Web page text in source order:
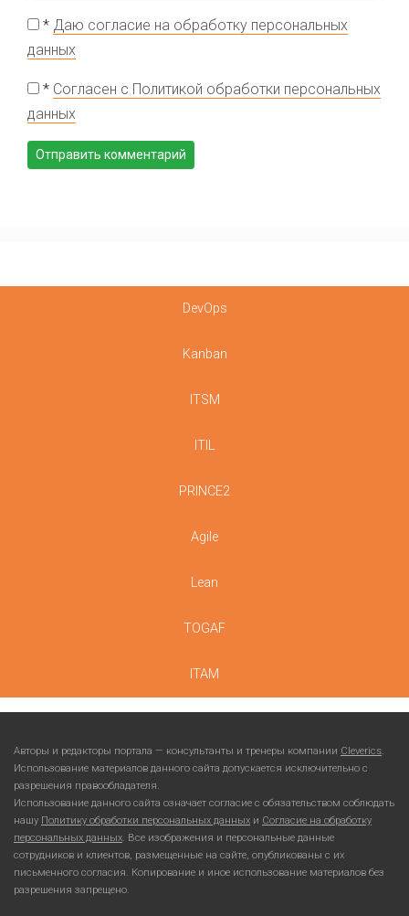
* Даю согласие на обработку персональных
данных
* Согласен с Политикой обработки персональных
данных
DevOps
Kanban
ITSM
ITIL
PRINCE2
Agile
Lean
TOGAF
ITAM
Авторы и редакторы портала — консультанты и тренеры компании Cleverics.
Использование материалов данного сайта допускается исключительно с
разрешения правообладателя.
Использование данного сайта означает согласие с обязательством соблюдать
нашу Политику обработки персональных данных и Согласие на обработку
персональных данных. Все изображения и персональные данные
сотрудников и клиентов, размещенные на сайте, опубликованы с их
письменного согласия. Копирование и иное использование материалов без
разрешения запрещено.